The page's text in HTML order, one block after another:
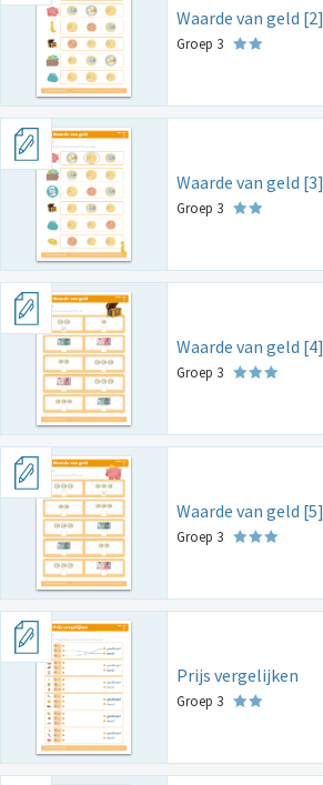
Waarde van geld [2]
Groep 3
Waarde van geld [3]
Groep 3
Waarde van geld [4]
Groep 3
Waarde van geld [5]
Groep 3
Prijs vergelijken
Groep 3